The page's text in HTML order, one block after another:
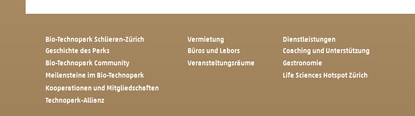
Bio-Technopark Schlieren-Zürich
Geschichte des Parks
Bio-Technopark Community
Meilensteine im Bio-Technopark
Kooperationen und Mitgliedschaften
Technopark-Allianz
Vermietung
Büros und Labors
Veranstaltungsräume
Dienstleistungen
Coaching und Unterstützung
Gastronomie
Life Sciences Hotspot Zürich